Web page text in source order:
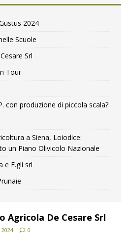
2024
Scuole
Srl
Tour
con produzione di piccola scala?
a Siena, Loiodice:
un Piano Olivicolo Nazionale
e F.gli srl
Agricola De Cesare Srl
0